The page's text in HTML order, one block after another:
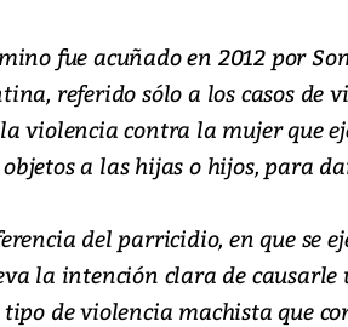
fue acuñado en 2012 por
referido sólo a los casos de
violencia contra la mujer que
a las hijas o hijos, para
del parricidio, en que se
la intención clara de
tipo de violencia machista que